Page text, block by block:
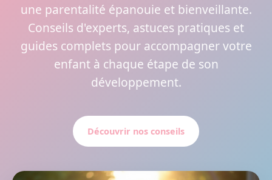
une parentalité épanouie et bienveillante.
Conseils d'experts, astuces pratiques et
guides complets pour accompagner votre
enfant à chaque étape de son
développement.
Découvrir nos conseils